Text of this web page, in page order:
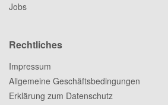
Jobs
Rechtliches
Impressum
Allgemeine Geschäftsbedingungen
Erklärung zum Datenschutz